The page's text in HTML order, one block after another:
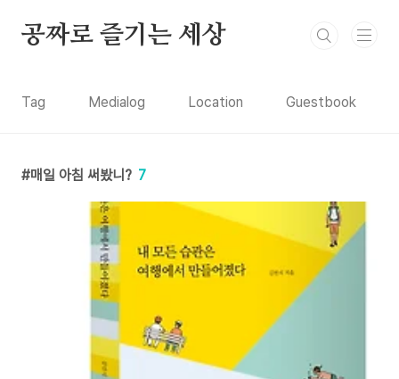
공짜로 즐기는 세상
Tag Medialog Location Guestbook
매일 아침 써봤니? 7